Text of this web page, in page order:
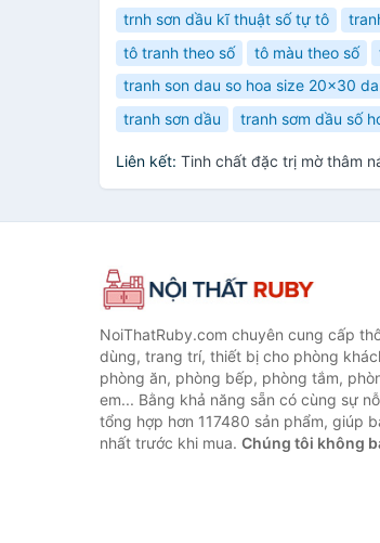
trnh sơn dầu kĩ thuật số tự tô
tô tranh theo số
tô màu theo số
tranh son dau so hoa size 20x30
tranh sơn dầu
tranh sơm dầu số
Liên kết: Tinh chất đặc trị mờ thâm
NoiThatRuby.com chuyên cung cấp
dùng, trang trí, thiết bị cho phòng
phòng ăn, phòng bếp, phòng tắm,
em... Bằng khả năng sẵn có cùng sự
tổng hợp hơn 117480 sản phẩm, giúp
nhất trước khi mua. Chúng tôi không